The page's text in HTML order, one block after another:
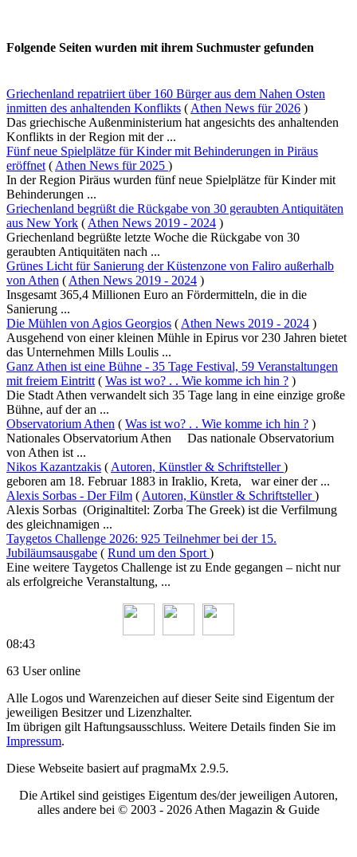
Folgende Seiten wurden mit ihrem Suchmuster gefunden
Griechenland repatriiert über 160 Bürger aus dem Nahen Osten
inmitten des anhaltenden Konflikts ( Athen News für 2026 )
Das griechische Außenministerium hat angesichts des anhaltenden
Konflikts in der Region mit der ...
Fünf neue Spielplätze für Kinder mit Behinderungen in Piräus
eröffnet ( Athen News für 2025 )
In der Region Piräus wurden fünf neue Spielplätze für Kinder mit
Behinderungen ...
Griechenland begrüßt die Rückgabe von 30 geraubten Antiquitäten
aus New York ( Athen News 2019 - 2024 )
Griechenland begrüßte letzte Woche die Rückgabe von 30
geraubten Antiquitäten nach ...
Grünes Licht für Sanierung der Küstenzone von Faliro außerhalb
von Athen ( Athen News 2019 - 2024 )
Insgesamt 365,4 Millionen Euro an Fördermitteln, die in die
Sanierung ...
Die Mühlen von Agios Georgios ( Athen News 2019 - 2024 )
Ausgehend von einer kleinen Mühle in Epirus vor 230 Jahren bietet
das Unternehmen Mills Loulis ...
Ganz Athen ist eine Bühne - 35 Tage Festival, 59 Veranstaltungen
mit freiem Eintritt ( Was ist wo? . . Wie komme ich hin ? )
Die Stadt Athen verwandelt sich 35 Tage lang in eine einzige große
Bühne, auf der an ...
Observatorium Athen ( Was ist wo? . . Wie komme ich hin ? )
Nationales Observatorium Athen Das nationale Observatorium
von Athen ist ...
Nikos Kazantzakis ( Autoren, Künstler & Schriftsteller)
geboren am 18. Februar 1883 in Iraklio, Kreta, war einer der ...
Alexis Sorbas - Der Film ( Autoren, Künstler & Schriftsteller)
Alexis Sorbas (Originaltitel: Zorba The Greek) ist die Verfilmung
des gleichnamigen ...
Taygetos Challenge 2026: 925 Teilnehmer bei der 15.
Jubiläumsausgabe ( Rund um den Sport )
Eine weitere Taygetos Challenge ist zu Ende gegangen – nicht nur
als erfolgreiche Veranstaltung, ...
08:43
63 User online
Alle Logos und Warenzeichen auf dieser Seite sind Eigentum der
jeweiligen Besitzer und Lizenzhalter.
Im übrigen gilt Haftungsausschluss. Weitere Details finden Sie im
Impressum.
Diese Webseite basiert auf pragmaMx 2.9.5.
Die Artikel sind geistiges Eigentum des/der jeweiligen Autoren,
alles andere bei © 2003 - 2026 Athen Magazin & Guide